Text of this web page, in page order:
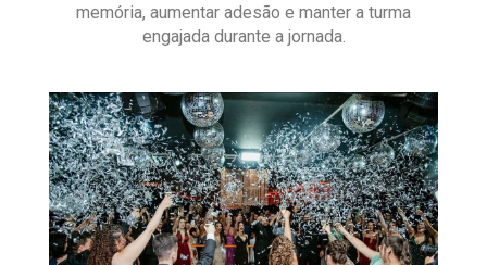
memória, aumentar adesão e manter a turma
engajada durante a jornada.